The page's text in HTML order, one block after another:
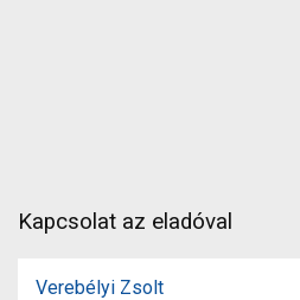
Kapcsolat az eladóval
Verebélyi Zsolt